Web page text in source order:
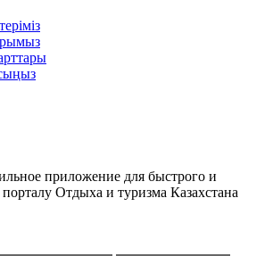
приложение для быстрого и
Отдыха и туризма Казахстана